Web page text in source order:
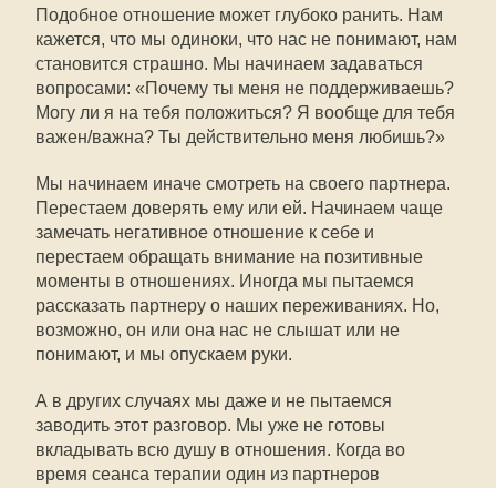
Подобное отношение может глубоко ранить. Нам
кажется, что мы одиноки, что нас не понимают, нам
становится страшно. Мы начинаем задаваться
вопросами: «Почему ты меня не поддерживаешь?
Могу ли я на тебя положиться? Я вообще для тебя
важен/важна? Ты действительно меня любишь?»
Мы начинаем иначе смотреть на своего партнера.
Перестаем доверять ему или ей. Начинаем чаще
замечать негативное отношение к себе и
перестаем обращать внимание на позитивные
моменты в отношениях. Иногда мы пытаемся
рассказать партнеру о наших переживаниях. Но,
возможно, он или она нас не слышат или не
понимают, и мы опускаем руки.
А в других случаях мы даже и не пытаемся
заводить этот разговор. Мы уже не готовы
вкладывать всю душу в отношения. Когда во
время сеанса терапии один из партнеров